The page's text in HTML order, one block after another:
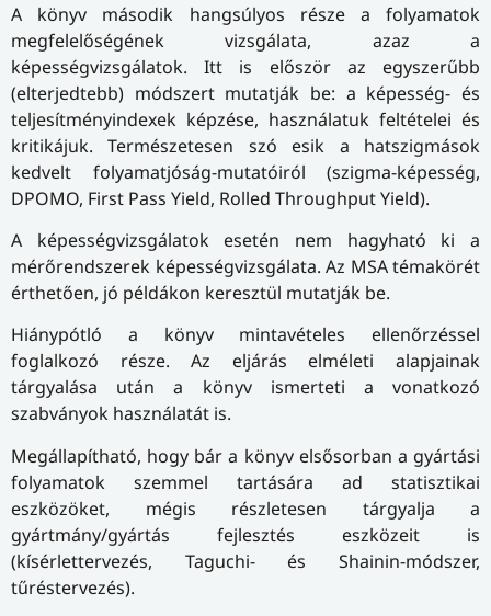
A könyv második hangsúlyos része a folyamatok
megfelelőségének vizsgálata, azaz a
képességvizsgálatok. Itt is először az egyszerűbb
(elterjedtebb) módszert mutatják be: a képesség- és
teljesítményindexek képzése, használatuk feltételei és
kritikájuk. Természetesen szó esik a hatszigmások
kedvelt folyamatjóság-mutatóiról (szigma-képesség,
DPOMO, First Pass Yield, Rolled Throughput Yield).
A képességvizsgálatok esetén nem hagyható ki a
mérőrendszerek képességvizsgálata. Az MSA témakörét
érthetően, jó példákon keresztül mutatják be.
Hiánypótló a könyv mintavételes ellenőrzéssel
foglalkozó része. Az eljárás elméleti alapjainak
tárgyalása után a könyv ismerteti a vonatkozó
szabványok használatát is.
Megállapítható, hogy bár a könyv elsősorban a gyártási
folyamatok szemmel tartására ad statisztikai
eszközöket, mégis részletesen tárgyalja a
gyártmány/gyártás fejlesztés eszközeit is
(kísérlettervezés, Taguchi- és Shainin-módszer,
tűréstervezés).